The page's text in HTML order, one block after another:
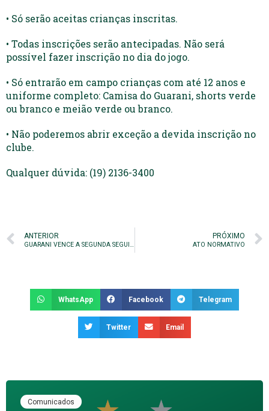
• Só serão aceitas crianças inscritas.
• Todas inscrições serão antecipadas. Não será
possível fazer inscrição no dia do jogo.
• Só entrarão em campo crianças com até 12 anos e
uniforme completo: Camisa do Guarani, shorts verde
ou branco e meião verde ou branco.
• Não poderemos abrir exceção a devida inscrição no
clube.
Qualquer dúvida: (19) 2136-3400
ANTERIOR
GUARANI VENCE A SEGUNDA SEGUIDA
PRÓXIMO
ATO NORMATIVO
WhatsApp Facebook Telegram
Twitter Email
Comunicados